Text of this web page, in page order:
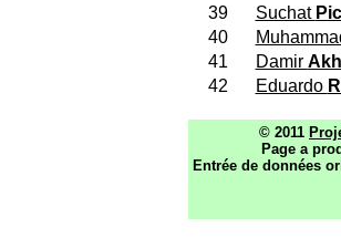
39
Suchat
40
41
Damir
42
Eduardo
© 2011
Page a
Entrée de données